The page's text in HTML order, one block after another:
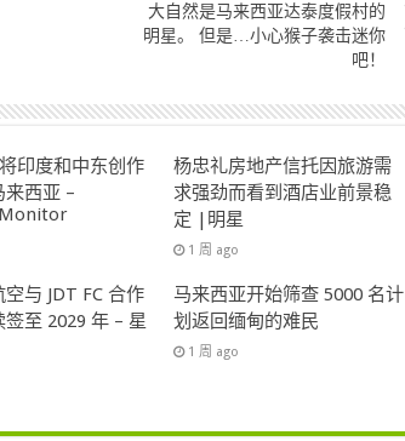
大自然是马来西亚达泰度假村的
明星。 但是…小心猴子袭击迷你
吧！
印度和中东创作
来西亚 –
杨忠礼房地产信托因旅游需
求强劲而看到酒店业前景稳
定 |明星
1 周 ago
与 JDT FC 合作
至 2029 年 – 星
马来西亚开始筛查 5000 名计
划返回缅甸的难民
1 周 ago